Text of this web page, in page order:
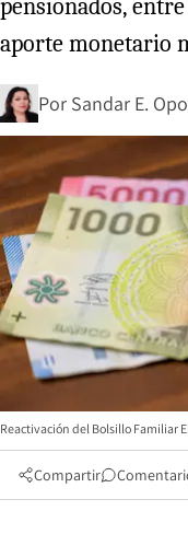
pensionados,
aporte monetario
Por Sandar E.
Reactivación del Bolsillo Familiar
Compartir